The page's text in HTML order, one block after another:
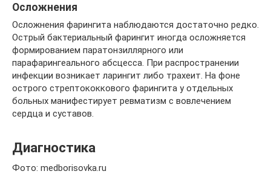
Осложнения
Осложнения фарингита наблюдаются достаточно редко.
Острый бактериальный фарингит иногда осложняется
формированием паратонзиллярного или
парафарингеального абсцесса. При распространении
инфекции возникает ларингит либо трахеит. На фоне
острого стрептококкового фарингита у отдельных
больных манифестирует ревматизм с вовлечением
сердца и суставов.
Диагностика
Фото: medborisovka.ru